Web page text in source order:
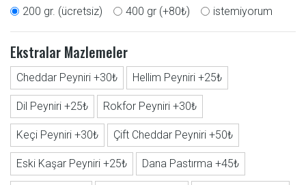
200 gr. (ücretsiz) 400 gr (+80₺) istemiyorum
Ekstralar Mazlemeler
Cheddar Peyniri +30₺ Hellim Peyniri +25₺
Dil Peyniri +25₺ Rokfor Peyniri +30₺
Keçi Peyniri +30₺ Çift Cheddar Peyniri +50₺
Eski Kaşar Peyniri +25₺ Dana Pastırma +45₺